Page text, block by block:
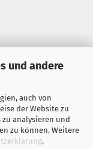
und andere
auch von
der Website zu
analysieren und
zu können. Weitere
.